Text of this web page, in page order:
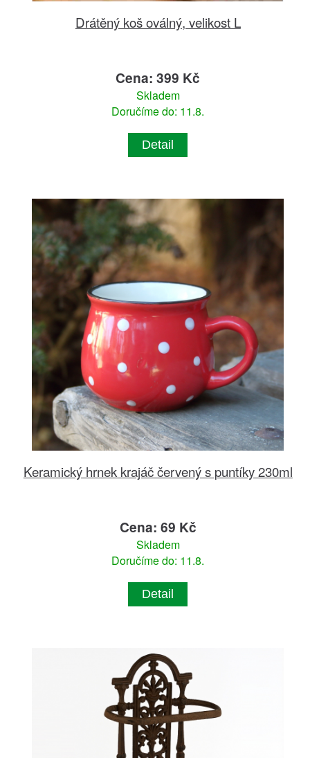
Drátěný koš oválný, velikost L
Cena: 399 Kč
Skladem
Doručíme do: 11.8.
Detail
Keramický hrnek krajáč červený s puntíky 230ml
Cena: 69 Kč
Skladem
Doručíme do: 11.8.
Detail